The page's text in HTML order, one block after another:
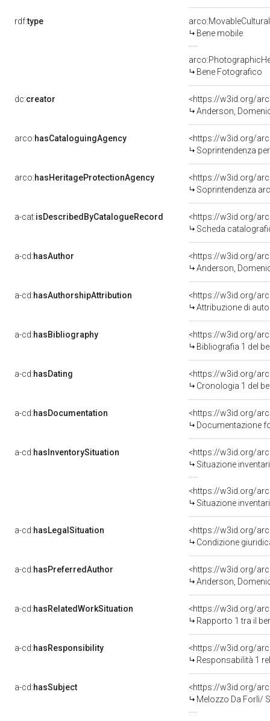
rdf:type
Bene mobile
Bene Fotografico
dc:creator
<https://w3id.org/
Anderson,
arco:hasCataloguingAgency
<https://w3id.org/
Soprintendenza per i
arco:hasHeritageProtectionAgency
<https://w3id.org/
Soprintendenza
a-cat:isDescribedByCatalogueRecord
<https://w3id.org/
Scheda
a-cd:hasAuthor
<https://w3id.org/
Anderson,
a-cd:hasAuthorshipAttribution
<https://w3id.org/
Attribuzione di
a-cd:hasBibliography
<https://w3id.org/
Bibliografia 1 del
a-cd:hasDating
<https://w3id.org/
Cronologia 1 del
a-cd:hasDocumentation
Documentazione
a-cd:hasInventorySituation
<https://w3id.org/
Situazione
<https://w3id.org/
Situazione
a-cd:hasLegalSituation
<https://w3id.org/
Condizione
a-cd:hasPreferredAuthor
<https://w3id.org/
Anderson,
a-cd:hasRelatedWorkSituation
<https://w3id.org/
Rapporto 1 tra il
a-cd:hasResponsibility
<https://w3id.org/
Responsabilità 1
a-cd:hasSubject
<https://w3id.org/
Melozzo Da Forlì/